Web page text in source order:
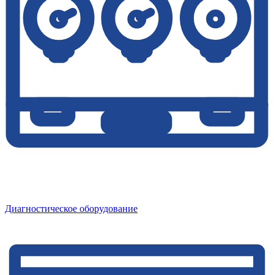
Диагностическое оборудование